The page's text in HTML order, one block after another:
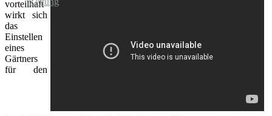
vorteilhaft
wirkt sich
das
Einstellen
eines
Gärtners
für den